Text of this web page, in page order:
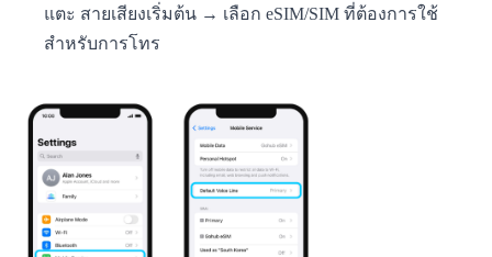
แตะ สายเสียงเริ่มต้น → เลือก eSIM/SIM ที่ต้องการใช้
สำหรับการโทร